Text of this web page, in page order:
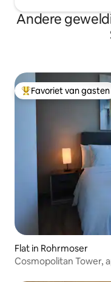
Andere
Topfavoriet van
Favoriet van gasten
Flat in Rohrmoser
Cosmopolitan Tower,